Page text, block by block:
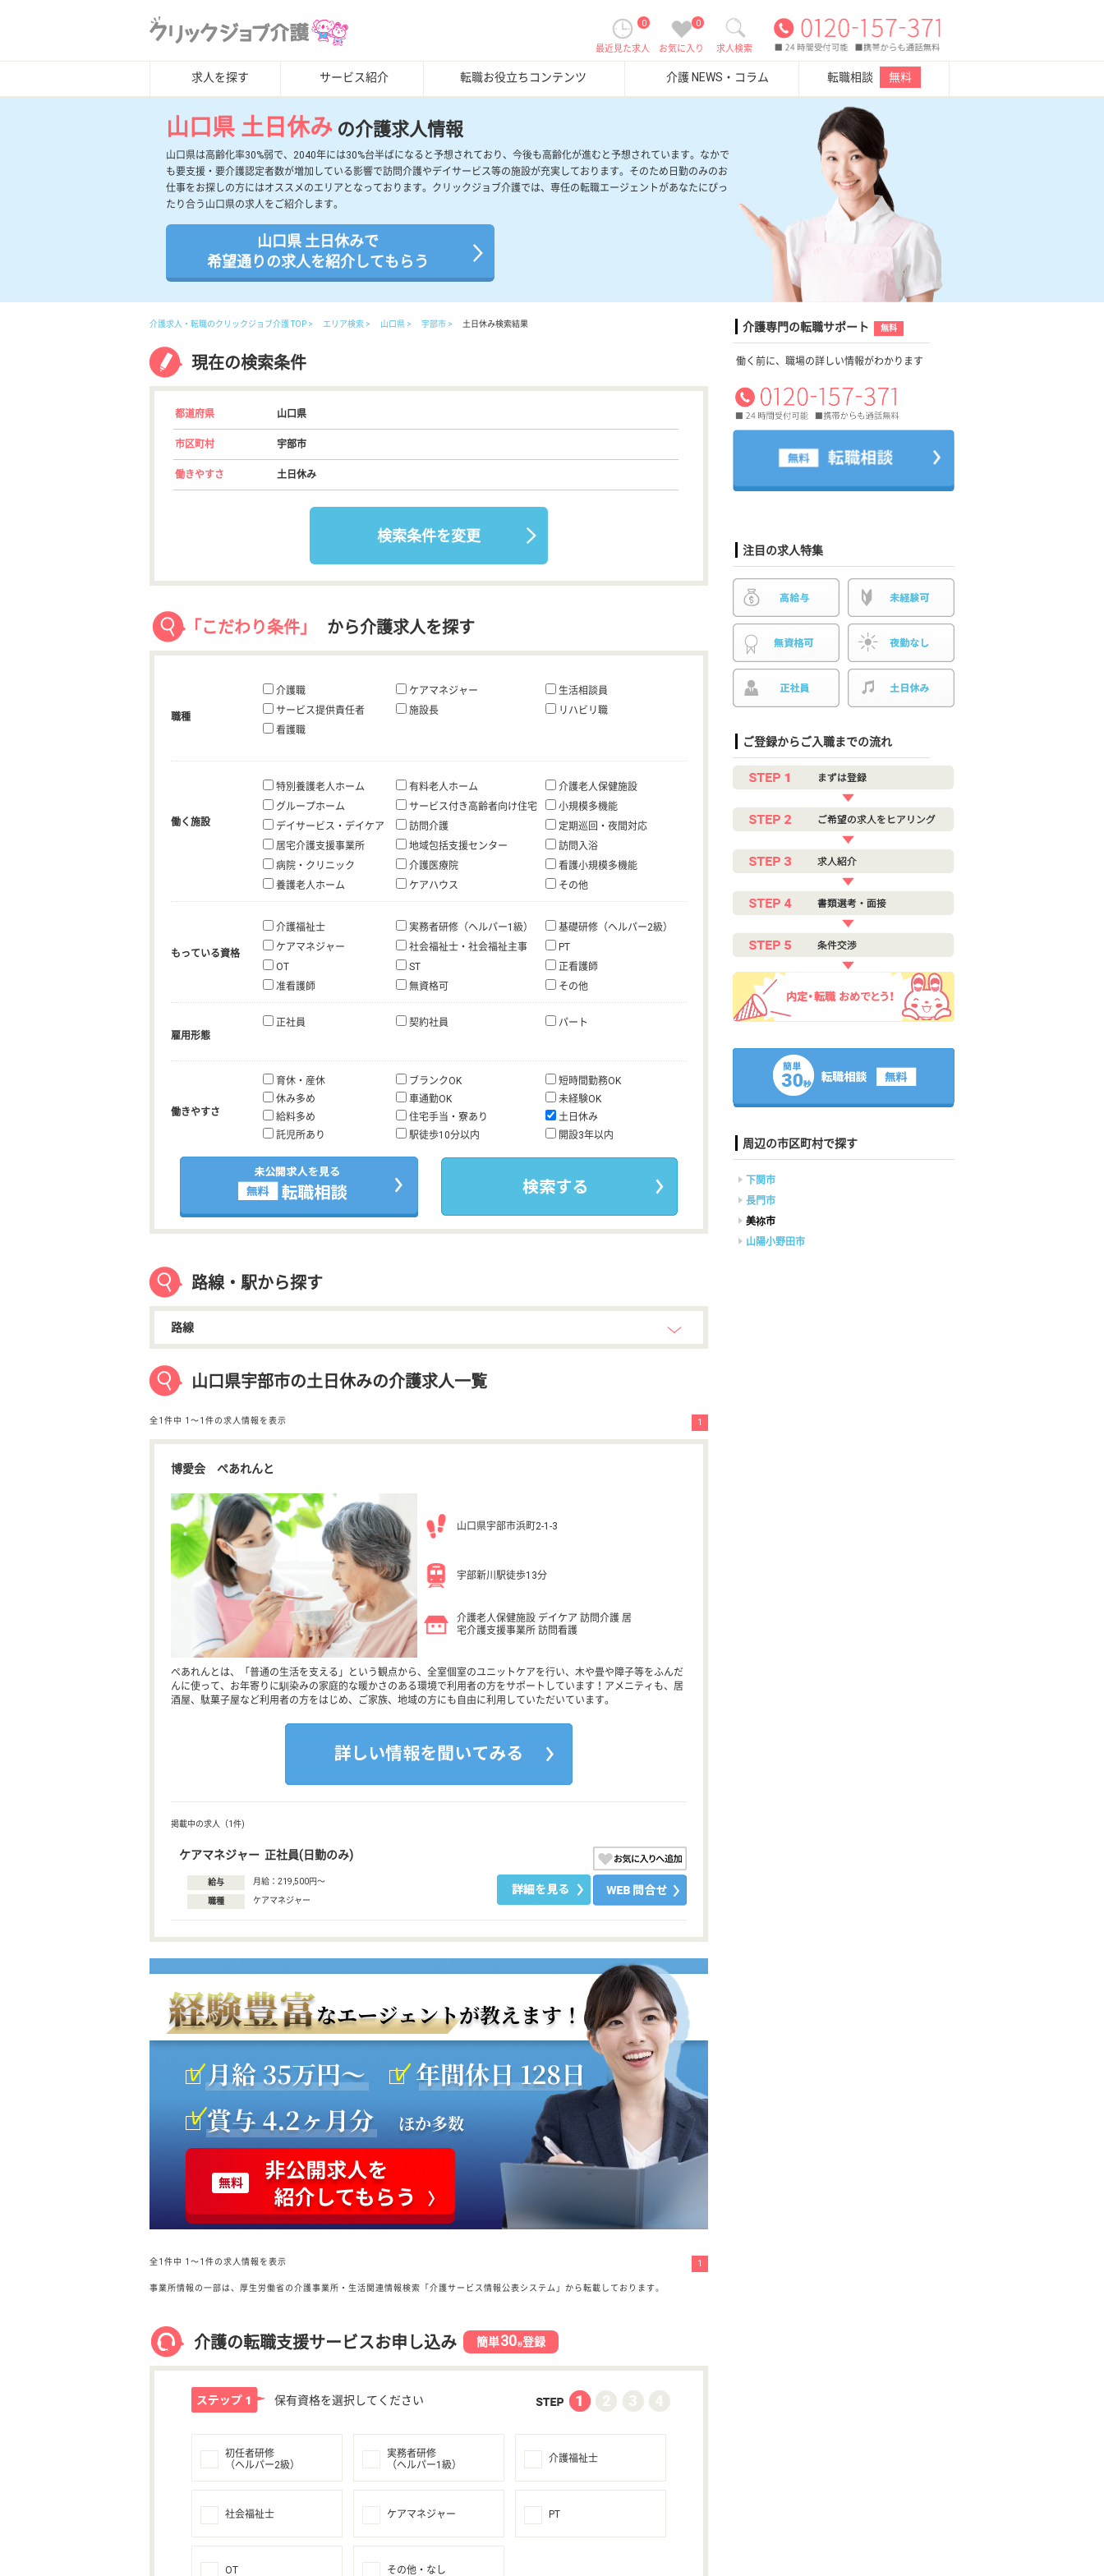
求人検索
0
お気に入り
0
最近見た求人
求人を探す サービス紹介 転職お役立ちコンテンツ 介護 NEWS・コラム 転職相談 無料
山口県 土日休み の介護求人情報
山口県は高齢化率30%弱で、2040年には30%台半ばになると予想されており、今後も高齢化が進むと予想されています。なかで
も要支援・要介護認定者数が増加している影響で訪問介護やデイサービス等の施設が充実しております。そのため日勤のみのお
仕事をお探しの方にはオススメのエリアとなっております。クリックジョブ介護では、専任の転職エージェントがあなたにぴっ
たり合う山口県の求人をご紹介します。
山口県 土日休みで
希望通りの求人を紹介してもらう
介護求人・転職のクリックジョブ介護 TOP エリア検索 山口県 宇部市 土日休み検索結果
現在の検索条件
都道府県 山口県
市区町村 宇部市
働きやすさ 土日休み
検索条件を変更
「こだわり条件」 から介護求人を探す
職種
介護職 ケアマネジャー
生活相談員
サービス提供責任者
施設長
リハビリ職
看護職
働く施設
特別養護老人ホーム 有料老人ホーム
介護老人保健施設
グループホーム
サービス付き高齢者向け住宅
小規模多機能
デイサービス・デイケア
訪問介護
定期巡回・夜間対応
居宅介護支援事業所
地域包括支援センター
訪問入浴
病院・クリニック
介護医療院
看護小規模多機能
養護老人ホーム
ケアハウス その他
もっている資格
介護福祉士 実務者研修（ヘルパー1級）
基礎研修（ヘルパー2級）
ケアマネジャー
社会福祉士・社会福祉主事
PT
OT
ST
正看護師
准看護師
無資格可 その他
雇用形態
正社員 契約社員 パート
働きやすさ
育休・産休 ブランクOK
短時間勤務OK
休み多め
車通勤OK
未経験OK
給料多め
住宅手当・寮あり
土日休み
託児所あり
駅徒歩10分以内 開設3年以内
路線・駅から探す
路線
山口県宇部市の土日休みの介護求人一覧
全1件中 1〜1件の求人情報を表示 1
博愛会 ぺあれんと
山口県宇部市浜町2-1-3
宇部新川駅徒歩13分
介護老人保健施設 デイケア 訪問介護 居
宅介護支援事業所 訪問看護
ぺあれんとは、「普通の生活を支える」という観点から、全室個室のユニットケアを行い、木や畳や障子等をふんだ
んに使って、お年寄りに馴染みの家庭的な暖かさのある環境で利用者の方をサポートしています！アメニティも、居
酒屋、駄菓子屋など利用者の方をはじめ、ご家族、地域の方にも自由に利用していただいています。
掲載中の求人（1件)
ケアマネジャー 正社員(日勤のみ)
給与 月給：219,500円〜
職種 ケアマネジャー
全1件中 1〜1件の求人情報を表示 1
事業所情報の一部は、厚生労働省の介護事業所・生活関連情報検索「介護サービス情報公表システム」から転載しております。
介護の転職支援サービスお申し込み 簡単30秒登録
保有資格を選択してください
初任者研修
（ヘルパー2級）
実務者研修
（ヘルパー1級）
介護福祉士
社会福祉士 ケアマネジャー PT
OT その他・なし
介護専門の転職サポート 無料
働く前に、職場の詳しい情報がわかります
注目の求人特集
ご登録からご入職までの流れ
周辺の市区町村で探す
下関市
長門市
美祢市
山陽小野田市